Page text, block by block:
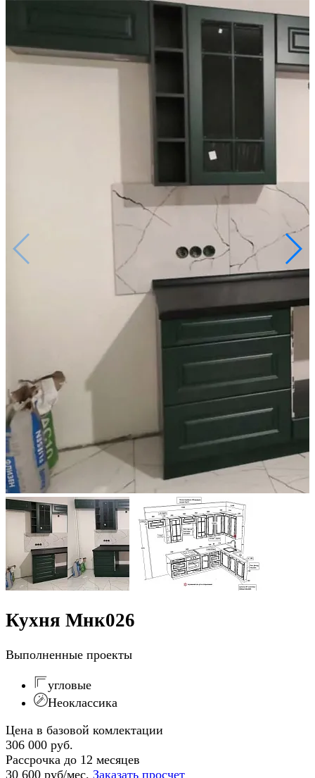
Кухня Мнк026
Выполненные проекты
угловые
Неоклассика
Цена в базовой комлектации
306 000 руб.
Рассрочка до 12 месяцев
30 600 руб/мес. Заказать просчет